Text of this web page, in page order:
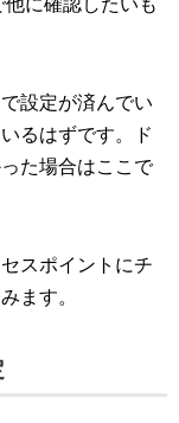
に確認したいも
設定が済んでい
るはずです。ド
た場合はここで
スポイントにチ
ます。